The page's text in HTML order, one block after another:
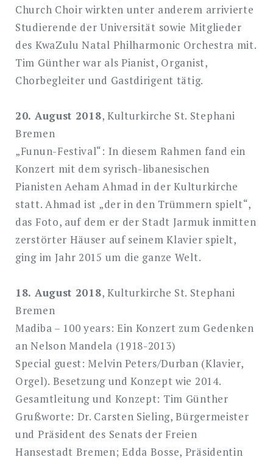
Church Choir wirkten unter anderem arrivierte
Studierende der Universität sowie Mitglieder
des KwaZulu Natal Philharmonic Orchestra mit.
Tim Günther war als Pianist, Organist,
Chorbegleiter und Gastdirigent tätig.
20. August 2018, Kulturkirche St. Stephani
Bremen
„Funun-Festival“: In diesem Rahmen fand ein
Konzert mit dem syrisch-libanesischen
Pianisten Aeham Ahmad in der Kulturkirche
statt. Ahmad ist „der in den Trümmern spielt“,
das Foto, auf dem er der Stadt Jarmuk inmitten
zerstörter Häuser auf seinem Klavier spielt,
ging im Jahr 2015 um die ganze Welt.
18. August 2018, Kulturkirche St. Stephani
Bremen
Madiba – 100 years: Ein Konzert zum Gedenken
an Nelson Mandela (1918-2013)
Special guest: Melvin Peters/Durban (Klavier,
Orgel). Besetzung und Konzept wie 2014.
Gesamtleitung und Konzept: Tim Günther
Grußworte: Dr. Carsten Sieling, Bürgermeister
und Präsident des Senats der Freien
Hansestadt Bremen; Edda Bosse, Präsidentin